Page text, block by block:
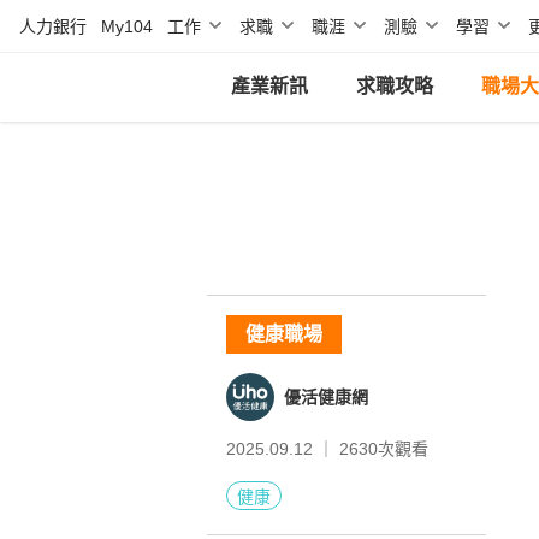
人力銀行 My104 工作 求職 職涯 測驗 學習
產業新訊 求職攻略 職場
健康職場
優活健康網
2025.09.12 ｜ 2630次觀看
健康